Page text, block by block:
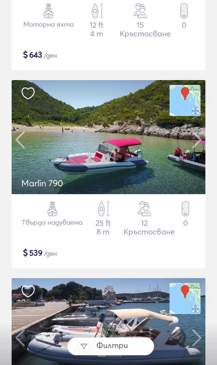
Филтри
Моторна яхта
12 ft
4 m
15
Кръстосване
0
$643 /ден
Marlin 790
Твърда надуваема
25 ft
8 m
12
Кръстосване
0
$539 /ден